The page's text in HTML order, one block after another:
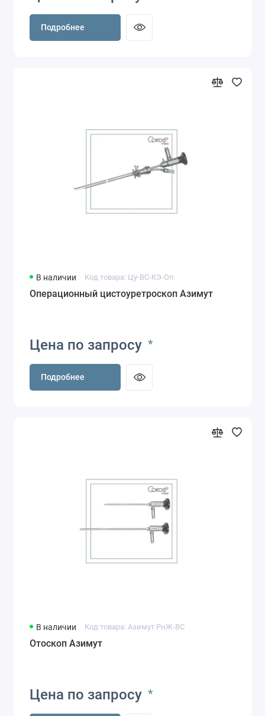
Подробнее
В наличии Код товара: Цу-ВС-КЭ-Оп
Операционный цистоуретроскоп Азимут
Цена по запросу *
Подробнее
В наличии Код товара: Азимут РнЖ-ВС
Отоскоп Азимут
Цена по запросу *